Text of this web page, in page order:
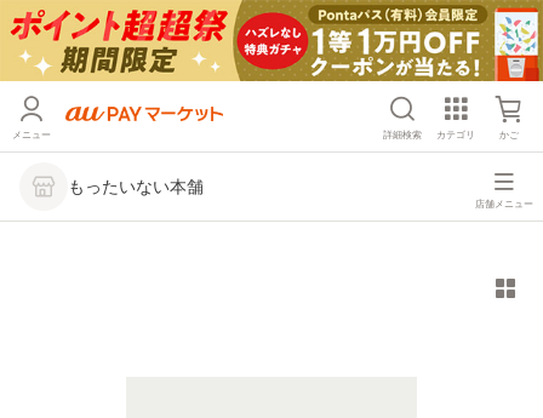
メニュー 詳細検索 カテゴリ かご
もったいない本舗
店舗メニュー